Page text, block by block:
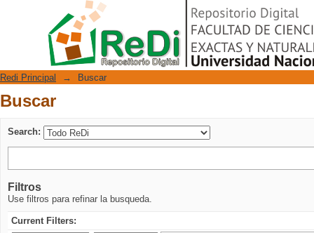
Repositorio Digital
Redi Principal → Buscar
Buscar
Search:
Filtros
Use filtros para refinar la busqueda.
Current Filters: